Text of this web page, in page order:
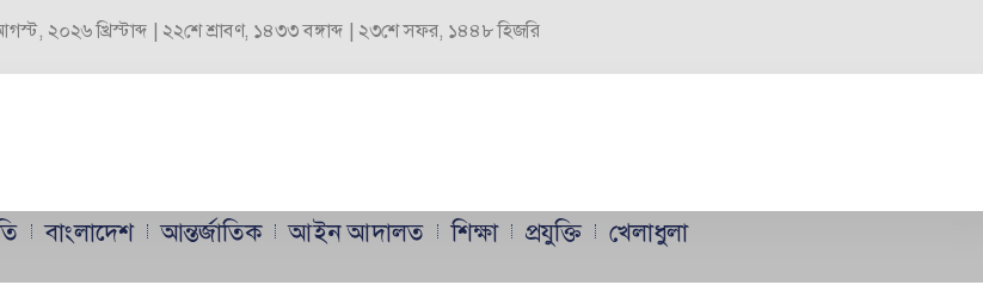
২০২৬ খ্রিস্টাব্দ | ২২শে শ্রাবণ, ১৪৩৩ বঙ্গাব্দ | ২৩শে সফর, ১৪৪৮ হিজরি
বাংলাদেশ আন্তর্জাতিক আইন আদালত শিক্ষা প্রযুক্তি খেলাধুলা